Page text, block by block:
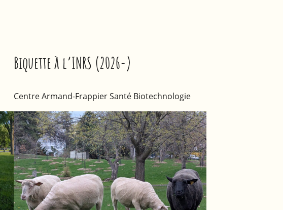
Biquette à l’INRS (2026-)
Centre Armand-Frappier Santé Biotechnologie